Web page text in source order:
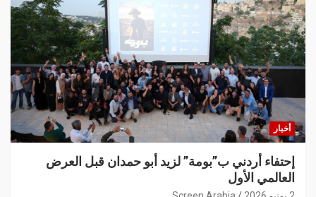
أخبار
إحتفاء أردني ب”بومة” لزيد أبو حمدان قبل العرض
العالمي الأول